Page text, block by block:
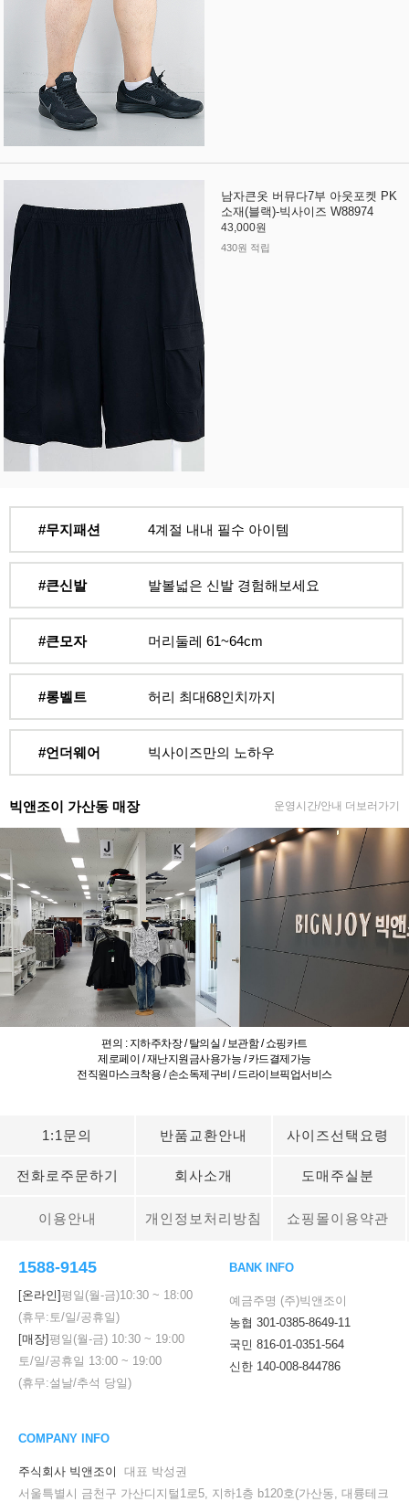
남자큰옷 버뮤다7부 아웃포켓 PK
소재(블랙)-빅사이즈 W88974
43,000원
430원 적립
#무지패션 4계절 내내 필수 아이템
#큰신발 발볼넓은 신발 경험해보세요
#큰모자 머리둘레 61~64cm
#롱벨트 허리 최대68인치까지
#언더웨어 빅사이즈만의 노하우
빅앤조이 가산동 매장 운영시간/안내 더보러가기
편의 : 지하주차장 / 탈의실 / 보관함 / 쇼핑카트
제로페이 / 재난지원금사용가능 / 카드결제가능
전직원마스크착용 / 손소독제구비 / 드라이브픽업서비스
1:1문의 반품교환안내 사이즈선택요령
전화로주문하기 회사소개 도매주실분
이용안내 개인정보처리방침 쇼핑몰이용약관
1588-9145
[온라인]평일(월-금)10:30 ~ 18:00
(휴무:토/일/공휴일)
[매장]평일(월-금) 10:30 ~ 19:00
토/일/공휴일 13:00 ~ 19:00
(휴무:설날/추석 당일)
BANK INFO
예금주명 (주)빅앤조이
농협 301-0385-8649-11
국민 816-01-0351-564
신한 140-008-844786
COMPANY INFO
주식회사 빅앤조이
대표 박성권
서울특별시 금천구 가산디지털1로5, 지하1층 b120호(가산동, 대륭테크